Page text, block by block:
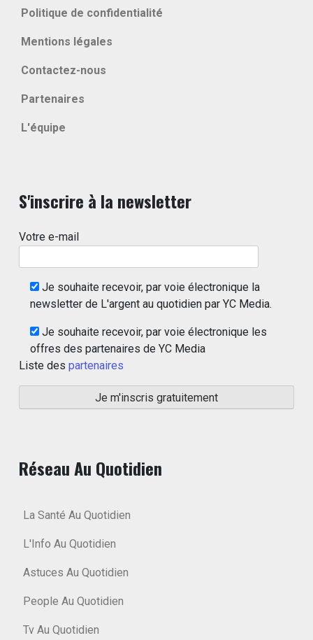
Politique de confidentialité
Mentions légales
Contactez-nous
Partenaires
L'équipe
S'inscrire à la newsletter
Votre e-mail
Je souhaite recevoir, par voie électronique la
newsletter de L'argent au quotidien par YC Media.
Je souhaite recevoir, par voie électronique les
offres des partenaires de YC Media
Liste des partenaires
Réseau Au Quotidien
La Santé Au Quotidien
L'Info Au Quotidien
Astuces Au Quotidien
People Au Quotidien
Tv Au Quotidien